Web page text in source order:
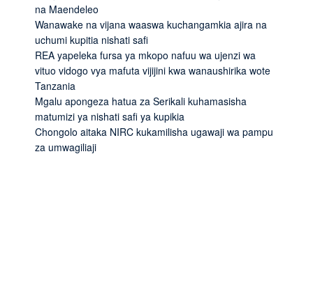
na Maendeleo
Wanawake na vijana waaswa kuchangamkia ajira na
uchumi kupitia nishati safi
REA yapeleka fursa ya mkopo nafuu wa ujenzi wa
vituo vidogo vya mafuta vijijini kwa wanaushirika wote
Tanzania
Mgalu apongeza hatua za Serikali kuhamasisha
matumizi ya nishati safi ya kupikia
Chongolo aitaka NIRC kukamilisha ugawaji wa pampu
za umwagiliaji